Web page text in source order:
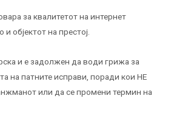
за квалитетот на интернет
објектот на престој.
и е задолжен да води грижа за
на патните исправи, поради кои НЕ
или да се промени термин на